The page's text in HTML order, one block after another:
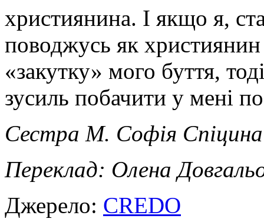
християнина. І якщо я,
поводжусь як
«закутку» мого буття,
зусиль побачити у мені
Сестра М. Софія
Переклад: Олена
Джерело: CREDO